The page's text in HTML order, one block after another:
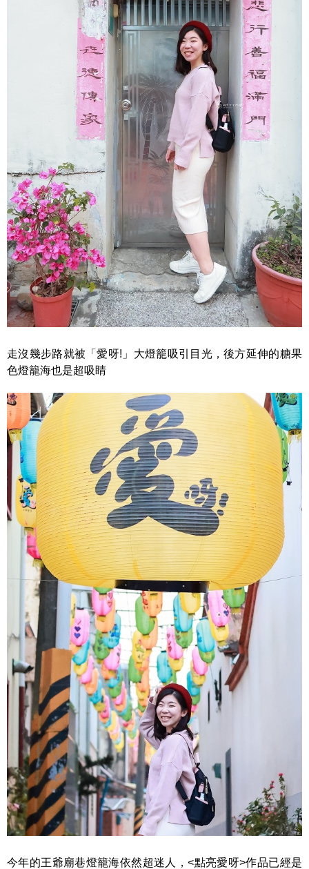
走沒幾步路就被「愛呀!」大燈籠吸引目光，後方延伸的糖果
色燈籠海也是超吸睛
今年的王爺廟巷燈籠海依然超迷人，<點亮愛呀>作品已經是